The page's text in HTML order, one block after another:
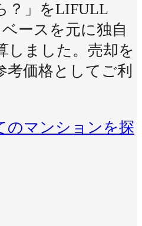
？」をLIFULL
ースを元に独自
しました。売却を
考価格としてご利
のマンションを探